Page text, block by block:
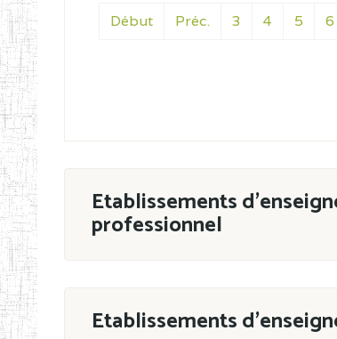
Début Préc. 3 4 5 6
Etablissements
professionnel
ESTP
Etablissements